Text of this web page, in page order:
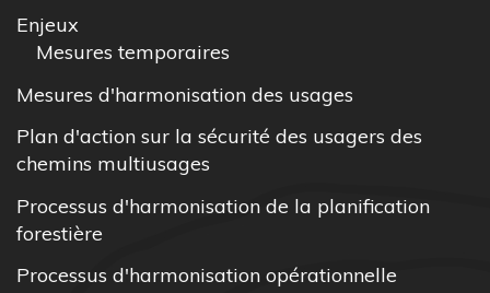
Enjeux
Mesures temporaires
Mesures d'harmonisation des usages
Plan d'action sur la sécurité des usagers des
chemins multiusages
Processus d'harmonisation de la planification
forestière
Processus d'harmonisation opérationnelle